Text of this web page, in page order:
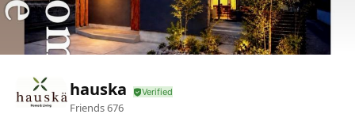
hauska
Friends676